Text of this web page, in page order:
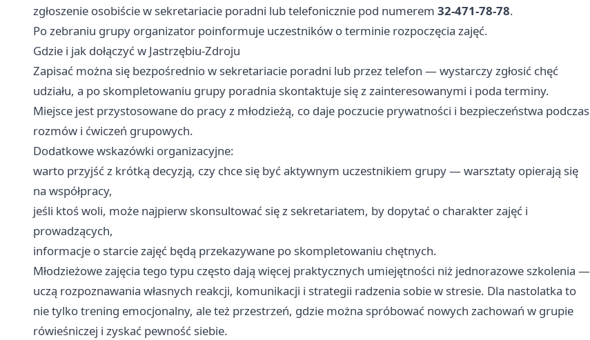
zgłoszenie osobiście w sekretariacie poradni lub telefonicznie pod numerem 32-471-78-78.
Po zebraniu grupy organizator poinformuje uczestników o terminie rozpoczęcia zajęć.
Gdzie i jak dołączyć w Jastrzębiu-Zdroju
Zapisać można się bezpośrednio w sekretariacie poradni lub przez telefon — wystarczy zgłosić chęć
udziału, a po skompletowaniu grupy poradnia skontaktuje się z zainteresowanymi i poda terminy.
Miejsce jest przystosowane do pracy z młodzieżą, co daje poczucie prywatności i bezpieczeństwa podczas
rozmów i ćwiczeń grupowych.
Dodatkowe wskazówki organizacyjne:
warto przyjść z krótką decyzją, czy chce się być aktywnym uczestnikiem grupy — warsztaty opierają się
na współpracy,
jeśli ktoś woli, może najpierw skonsultować się z sekretariatem, by dopytać o charakter zajęć i
prowadzących,
informacje o starcie zajęć będą przekazywane po skompletowaniu chętnych.
Młodzieżowe zajęcia tego typu często dają więcej praktycznych umiejętności niż jednorazowe szkolenia —
uczą rozpoznawania własnych reakcji, komunikacji i strategii radzenia sobie w stresie. Dla nastolatka to
nie tylko trening emocjonalny, ale też przestrzeń, gdzie można spróbować nowych zachowań w grupie
rówieśniczej i zyskać pewność siebie.